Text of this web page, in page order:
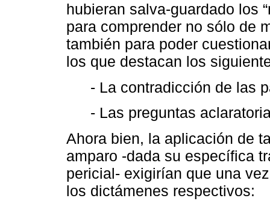
hubieran salva-guardado los
para comprender no sólo de
también para poder
los que destacan los
- La contradicción de las
- Las preguntas
Ahora bien, la aplicación de
amparo -dada su específica
pericial- exigirían que una
los dictámenes respectivos: